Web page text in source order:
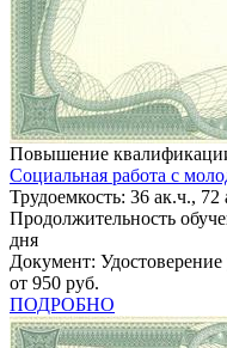
Повышение
Социальная работа с
Трудоемкость: 36 ак.ч.,
Продолжительность
дня
Документ: Удостоверение
от 950 руб.
ПОДРОБНО